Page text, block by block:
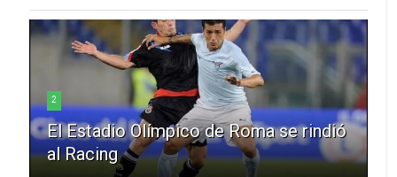
2
El Estadio Olímpico de Roma se rindió
al Racing